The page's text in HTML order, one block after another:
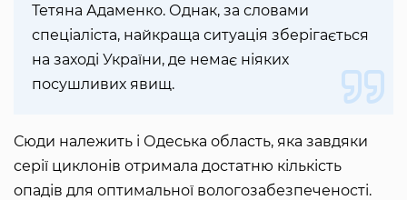
Тетяна Адаменко. Однак, за словами
спеціаліста, найкраща ситуація зберігається
на заході України, де немає ніяких
посушливих явищ.
Сюди належить і Одеська область, яка завдяки
серії циклонів отримала достатню кількість
опадів для оптимальної вологозабезпеченості.